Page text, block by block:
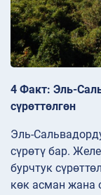
4 Факт: Эль-
сүрөттөлгөн
Эль-
сүрөтү бар.
бурчтук
көк асман жана